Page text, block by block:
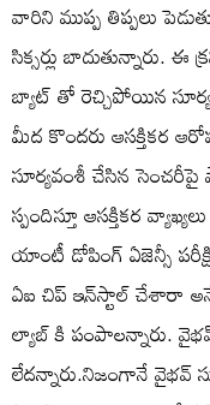
వారిని ముప్ప తిప్పలు
సిక్సర్లు
బ్యాట్ తో రెచ్చిపోయిన
మీద కొందరు ఆసక్తికర
సూర్యవంశీ చేసిన
స్పందిస్తూ ఆసక్తికర
యాంటీ డోపింగ్ ఏజెన్సీ
ఏఐ చిప్ ఇన్‌స్టాల్ చేశారా
ల్యాబ్ కి పంపాలన్నారు.
లేదన్నారు.నిజంగానే వైభ‌వ్